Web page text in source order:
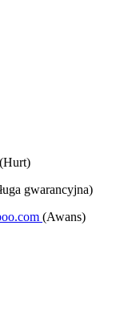
(Hurt)
gwarancyjna)
(Awans)